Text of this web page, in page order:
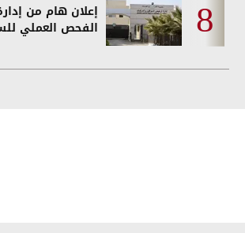
إعلان هام من
الفحص العملي